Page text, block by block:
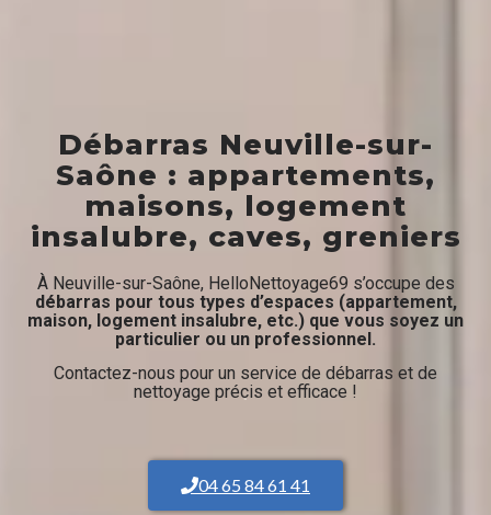
Débarras Neuville-sur-
Saône : appartements,
maisons, logement
insalubre, caves, greniers
À Neuville-sur-Saône, HelloNettoyage69 s’occupe des
débarras pour tous types d’espaces (appartement,
maison, logement insalubre, etc.) que vous soyez un
particulier ou un professionnel.
Contactez-nous pour un service de débarras et de
nettoyage précis et efficace !
04 65 84 61 41